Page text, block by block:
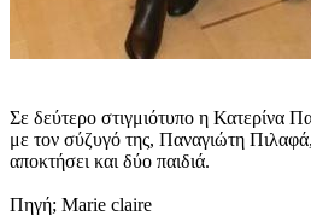
Σε δεύτερο στιγμιότυπο η Κατερίνα
με τον σύζυγό της, Παναγιώτη
αποκτήσει και δύο παιδιά.
Πηγή; Marie claire